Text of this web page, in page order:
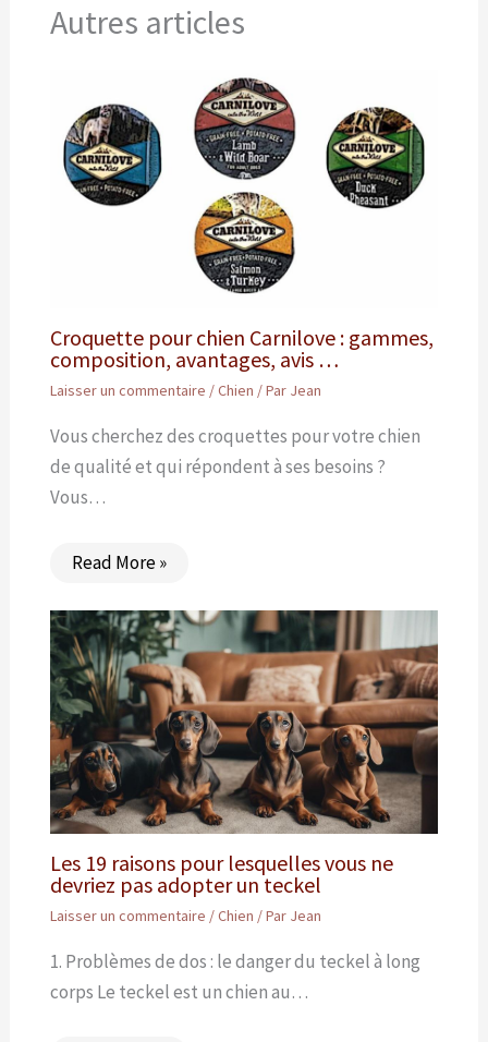
Autres articles
Croquette pour chien Carnilove : gammes,
composition, avantages, avis …
Laisser un commentaire /Chien / Par Jean
Vous cherchez des croquettes pour votre chien
de qualité et qui répondent à ses besoins ?
Vous…
Read More »
Les 19 raisons pour lesquelles vous ne
devriez pas adopter un teckel
Laisser un commentaire /Chien / Par Jean
1. Problèmes de dos : le danger du teckel à long
corps Le teckel est un chien au…